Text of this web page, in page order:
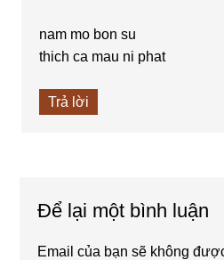
nam mo bon su
thich ca mau ni phat
Trả lời
Để lại một bình luận
Email của bạn sẽ không